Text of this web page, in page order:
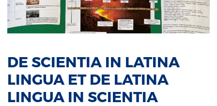
DE SCIENTIA IN LATINA
LINGUA ET DE LATINA
LINGUA IN SCIENTIA